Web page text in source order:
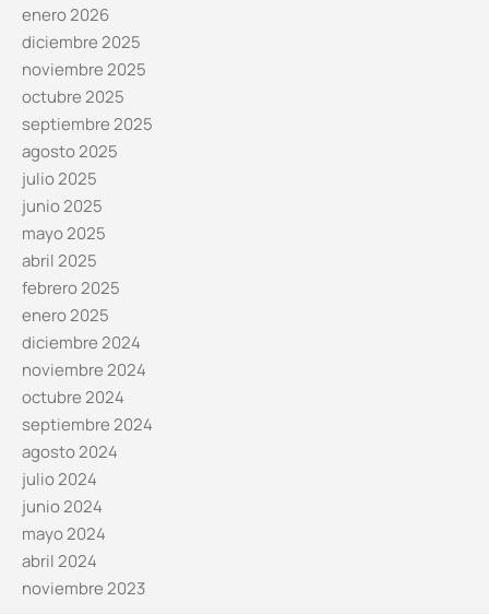
enero 2026
diciembre 2025
noviembre 2025
octubre 2025
septiembre 2025
agosto 2025
julio 2025
junio 2025
mayo 2025
abril 2025
febrero 2025
enero 2025
diciembre 2024
noviembre 2024
octubre 2024
septiembre 2024
agosto 2024
julio 2024
junio 2024
mayo 2024
abril 2024
noviembre 2023